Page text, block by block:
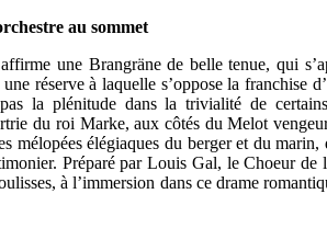
au sommet
une Brangräne de belle tenue, qui
réserve à laquelle s’oppose la franchise
la plénitude dans la trivialité de
du roi Marke, aux côtés du Melot
mélopées élégiaques du berger et du
Préparé par Louis Gal, le Choeur de
à l’immersion dans ce drame